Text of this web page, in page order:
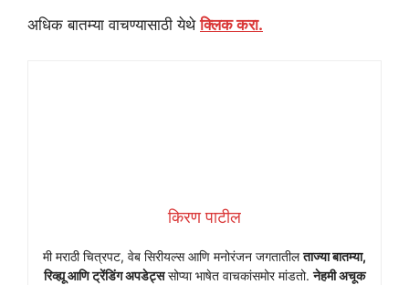
अधिक बातम्या वाचण्यासाठी येथेक्लिक करा.
किरण पाटील
मी मराठी चित्रपट, वेब सिरीयल्स आणि मनोरंजन जगतातीलताज्या बातम्या,
रिव्ह्यू आणि ट्रेंडिंग अपडेट्ससोप्या भाषेत वाचकांसमोर मांडतो.नेहमी अचूक